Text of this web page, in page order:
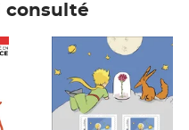
consulté
Prix 6,25€ HT